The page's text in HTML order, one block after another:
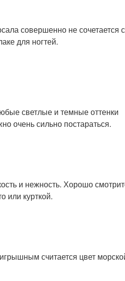
совершенно не сочетается с
для ногтей.
светлые и темные оттенки
очень сильно постараться.
и нежность. Хорошо
или курткой.
считается цвет